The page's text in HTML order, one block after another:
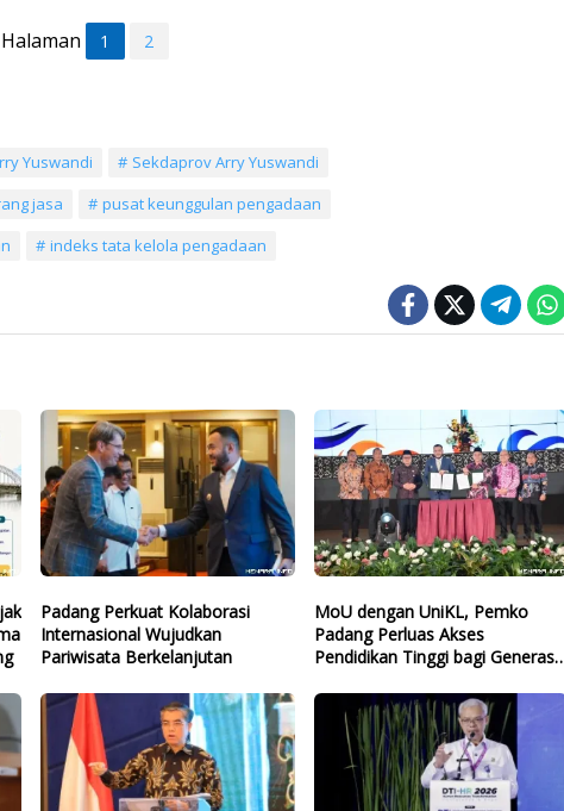
Halaman 1 2
Yuswandi
Sekdaprov Arry Yuswandi
jasa
pusat keunggulan pengadaan
indeks tata kelola pengadaan
Padang Perkuat Kolaborasi
Internasional Wujudkan
Pariwisata Berkelanjutan
MoU dengan UniKL, Pemko
Padang Perluas Akses
Pendidikan Tinggi bagi Generasi